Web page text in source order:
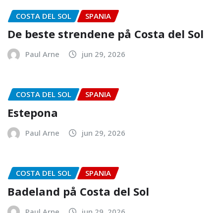
COSTA DEL SOL SPANIA
De beste strendene på Costa del Sol
Paul Arne jun 29, 2026
COSTA DEL SOL SPANIA
Estepona
Paul Arne jun 29, 2026
COSTA DEL SOL SPANIA
Badeland på Costa del Sol